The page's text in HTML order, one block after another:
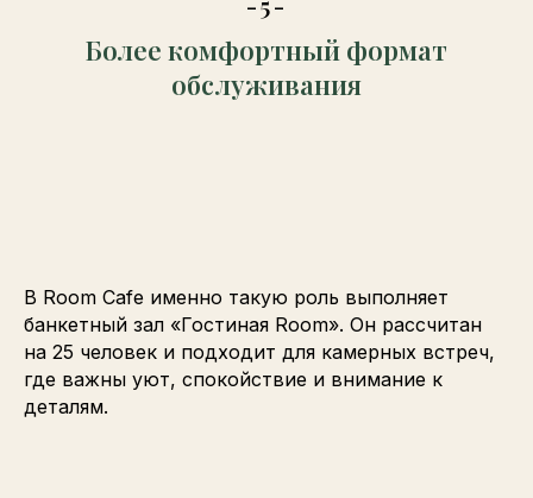
Более комфортный формат
обслуживания
В Room Cafe именно такую роль выполняет
банкетный зал «Гостиная Room». Он рассчитан
на 25 человек и подходит для камерных встреч,
где важны уют, спокойствие и внимание к
деталям.